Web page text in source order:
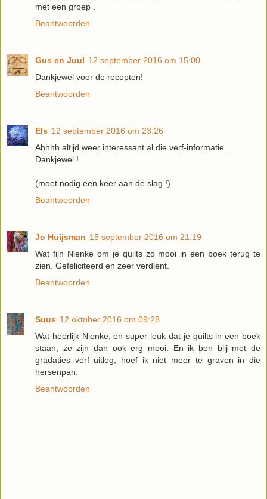
met een groep .
Beantwoorden
Gus en Juul 12 september 2016 om 15:00
Dankjewel voor de recepten!
Beantwoorden
Els 12 september 2016 om 23:26
Ahhhh altijd weer interessant al die verf-informatie ...
Dankjewel !
(moet nodig een keer aan de slag !)
Beantwoorden
Jo Huijsman 15 september 2016 om 21:19
Wat fijn Nienke om je quilts zo mooi in een boek terug te
zien. Gefeliciteerd en zeer verdient.
Beantwoorden
Suus 12 oktober 2016 om 09:28
Wat heerlijk Nienke, en super leuk dat je quilts in een boek
staan, ze zijn dan ook erg mooi. En ik ben blij met de
gradaties verf uitleg, hoef ik niet meer te graven in die
hersenpan.
Beantwoorden